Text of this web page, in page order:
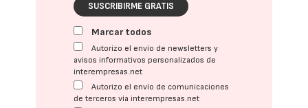
SUSCRIBIRME GRATIS
Marcar todos
Autorizo el envío de newsletters y
avisos informativos personalizados de
interempresas.net
Autorizo el envío de comunicaciones
de terceros vía interempresas.net